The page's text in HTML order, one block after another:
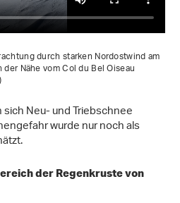
durch starken Nordostwind am
Nähe vom Col du Bel Oiseau
Neu- und Triebschnee
wurde nur noch als
der Regenkruste von